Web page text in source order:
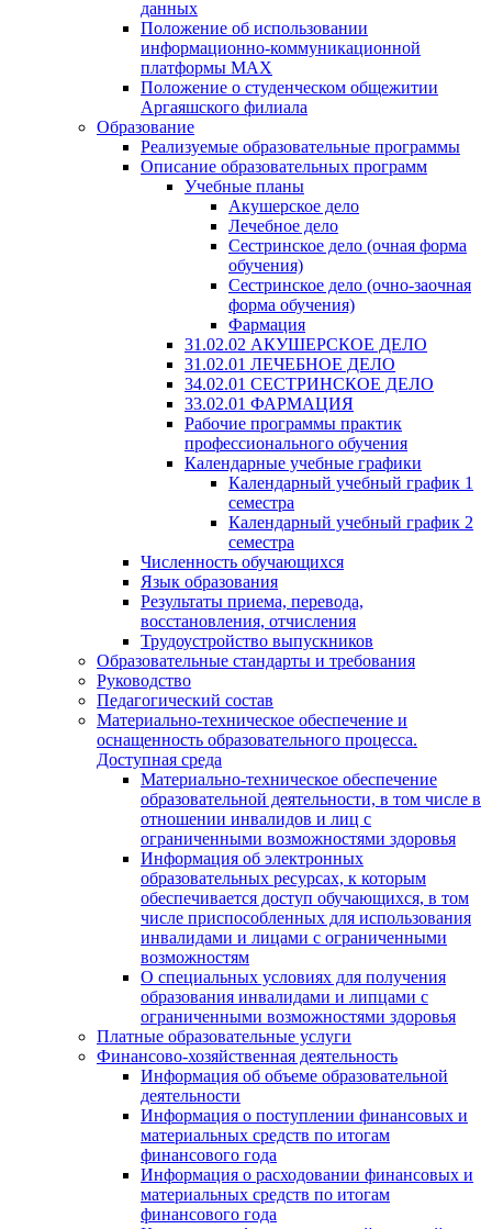
данных
Положение об использовании
информационно-коммуникационной
платформы MAX
Положение о студенческом общежитии
Аргаяшского филиала
Образование
Реализуемые образовательные программы
Описание образовательных программ
Учебные планы
Акушерское дело
Лечебное дело
Сестринское дело (очная форма
обучения)
Сестринское дело (очно-заочная
форма обучения)
Фармация
31.02.02 АКУШЕРСКОЕ ДЕЛО
31.02.01 ЛЕЧЕБНОЕ ДЕЛО
34.02.01 СЕСТРИНСКОЕ ДЕЛО
33.02.01 ФАРМАЦИЯ
Рабочие программы практик
профессионального обучения
Календарные учебные графики
Календарный учебный график 1
семестра
Календарный учебный график 2
семестра
Численность обучающихся
Язык образования
Результаты приема, перевода,
восстановления, отчисления
Трудоустройство выпускников
Образовательные стандарты и требования
Руководство
Педагогический состав
Материально-техническое обеспечение и
оснащенность образовательного процесса.
Доступная среда
Материально-техническое обеспечение
образовательной деятельности, в том числе в
отношении инвалидов и лиц с
ограниченными возможностями здоровья
Информация об электронных
образовательных ресурсах, к которым
обеспечивается доступ обучающихся, в том
числе приспособленных для использования
инвалидами и лицами с ограниченными
возможностям
О специальных условиях для получения
образования инвалидами и липцами с
ограниченными возможностями здоровья
Платные образовательные услуги
Финансово-хозяйственная деятельность
Информация об объеме образовательной
деятельности
Информация о поступлении финансовых и
материальных средств по итогам
финансового года
Информация о расходовании финансовых и
материальных средств по итогам
финансового года